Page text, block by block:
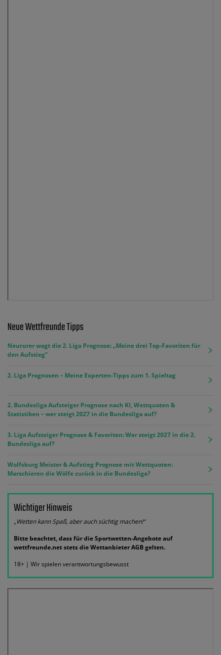
Neue Wettfreunde Tipps
Neururer wagt die 2. Liga Prognose: „Meine drei Top-Favoriten für
den Aufstieg“
2. Liga Prognosen – Meine Experten-Tipps zum 1. Spieltag
2. Bundesliga Aufsteiger Prognose nach KI, Wettquoten &
Statistiken – wer steigt 2027 in die Bundesliga auf?
3. Liga Aufsteiger Prognose & Favoriten: Wer steigt 2027 in die 2.
Bundesliga auf?
Wolfsburg Meister & Aufstieg Prognose mit Wettquoten:
Marschieren die Wölfe zurück in die Bundesliga?
Wichtiger Hinweis
„Wetten kann Spaß, aber auch süchtig machen!“
Bitte beachtet, dass für die Sportwetten-Angebote auf
wettfreunde.net stets die Wettanbieter AGB gelten.
18+ | Wir spielen verantwortungsbewusst